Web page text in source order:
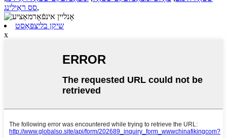
סס ראַילינג,
שיקן בליצפּאָסט
x